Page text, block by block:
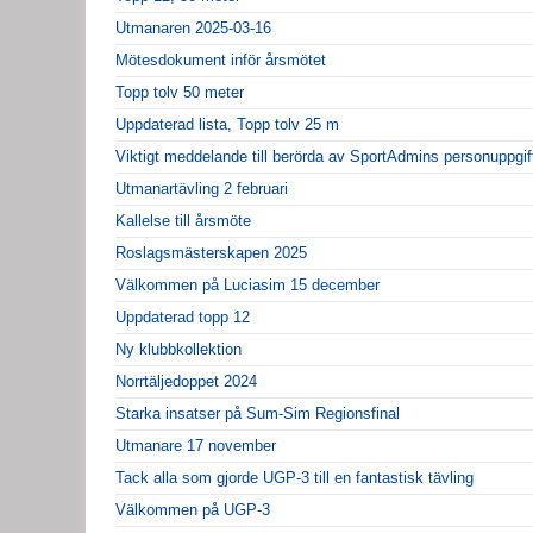
Utmanaren 2025-03-16
Mötesdokument inför årsmötet
Topp tolv 50 meter
Uppdaterad lista, Topp tolv 25 m
Viktigt meddelande till berörda av SportAdmins
Utmanartävling 2 februari
Kallelse till årsmöte
Roslagsmästerskapen 2025
Välkommen på Luciasim 15 december
Uppdaterad topp 12
Ny klubbkollektion
Norrtäljedoppet 2024
Starka insatser på Sum-Sim Regionsfinal
Utmanare 17 november
Tack alla som gjorde UGP-3 till en fantastisk tävling
Välkommen på UGP-3